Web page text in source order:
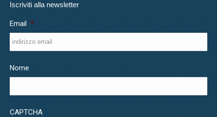
Iscriviti alla newsletter
Email *
Nome
CAPTCHA